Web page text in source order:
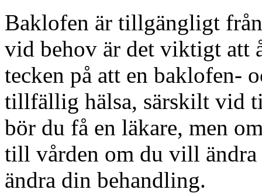
Baklofen är tillgängligt
vid behov är det viktigt att
tecken på att en baklofen-
tillfällig hälsa, särskilt vid
bör du få en läkare, men
till vården om du vill
ändra din behandling.